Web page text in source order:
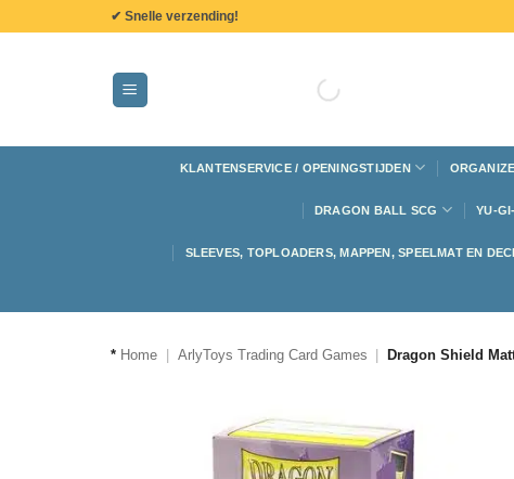
✔ Snelle verzending!
KLANTENSERVICE / OPENINGSTIJDEN
DRAGON BALL SCG YU-
SLEEVES, TOPLOADERS, MAPPEN, SPEELMAT EN
* Home ArlyToys Trading Card Games Dragon Shield